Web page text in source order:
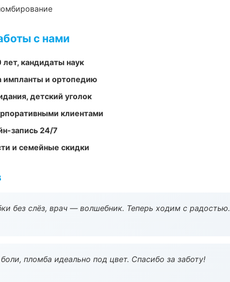
с нами
кандидаты наук
импланты и ортопедию
детский уголок
клиентами
запись 24/7
и семейные скидки
без слёз, врач — волшебник. Теперь ходим с радостью.
пломба идеально под цвет. Спасибо за заботу!